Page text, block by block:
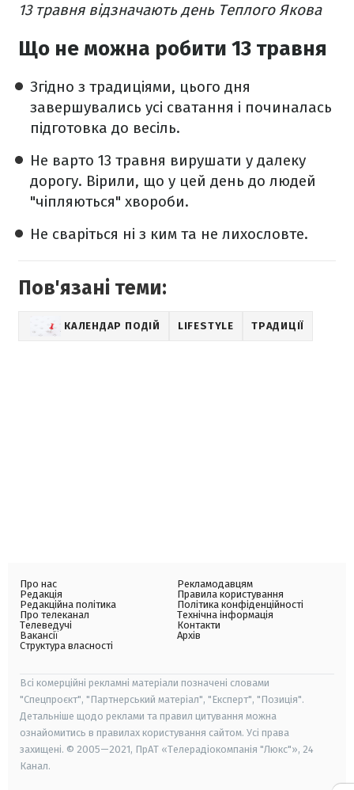
13 травня відзначають день Теплого Якова
Що не можна робити 13 травня
Згідно з традиціями, цього дня
завершувались усі сватання і починалась
підготовка до весіль.
Не варто 13 травня вирушати у далеку
дорогу. Вірили, що у цей день до людей
"чіпляються" хвороби.
Не сваріться ні з ким та не лихословте.
Пов'язані теми:
КАЛЕНДАР ПОДІЙ LIFESTYLE ТРАДИЦІЇ
Про нас
Редакція
Редакційна політика
Про телеканал
Телеведучі
Вакансії
Структура власності
Рекламодавцям
Правила користування
Політика конфіденційності
Технічна інформація
Контакти
Архів
Всі комерційні рекламні матеріали позначені словами
"Спецпроєкт", "Партнерський матеріал", "Експерт", "Позиція".
Детальніше щодо реклами та правил цитування можна
ознайомитись в правилах користування сайтом. Усі права
захищені. © 2005—2021, ПрАТ «Телерадіокомпанія "Люкс"», 24
Канал.